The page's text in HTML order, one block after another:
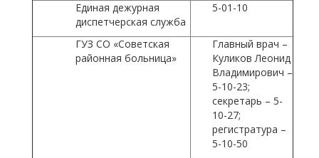
Единая дежурная
диспетчерская служба
5-01-10
ГУЗ СО «Советская
районная больница»
Главный врач –
Куликов Леонид
Владимирович –
5-10-23;
секретарь – 5-
10-27;
регистратура –
5-10-50